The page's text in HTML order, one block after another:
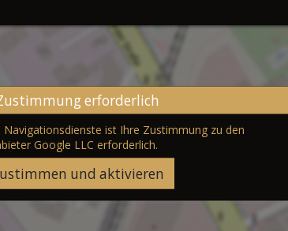
erforderlich
ist Ihre Zustimmung zu den
Google LLC erforderlich.
und aktivieren